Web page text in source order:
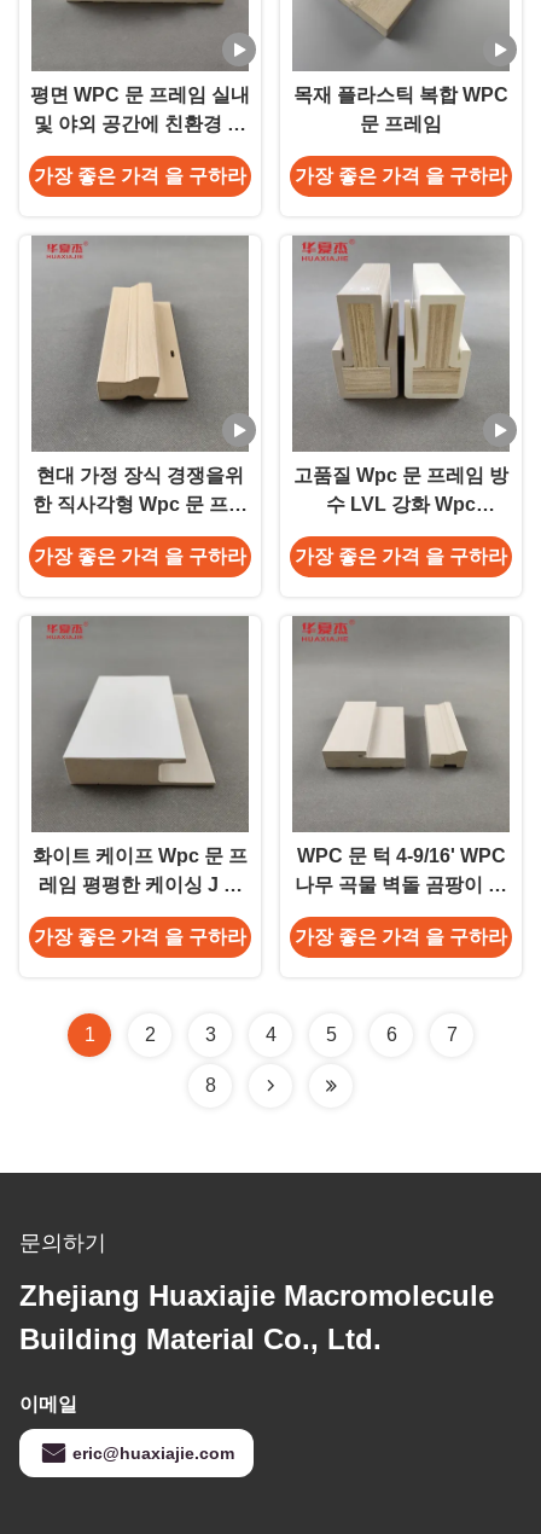
평면 WPC 문 프레임 실내
및 야외 공간에 친환경 옵
션 4.22kg/m
가장 좋은 가격 을 구하라
목재 플라스틱 복합 WPC
문 프레임
가장 좋은 가격 을 구하라
현대 가정 장식 경쟁을위
한 직사각형 Wpc 문 프레
임
가장 좋은 가격 을 구하라
고품질 Wpc 문 프레임 방
수 LVL 강화 Wpc
Mullpost 건축물
가장 좋은 가격 을 구하라
화이트 케이프 Wpc 문 프
레임 평평한 케이싱 J 채
널 부드러운 표면 Wpc 폼
핑
가장 좋은 가격 을 구하라
WPC 문 턱 4-9/16' WPC
나무 곡물 벽돌 곰팡이 내
부 장식
가장 좋은 가격 을 구하라
1 2 3 4 5 6 7
8
문의하기
Zhejiang Huaxiajie Macromolecule
Building Material Co., Ltd.
이메일
eric@huaxiajie.com